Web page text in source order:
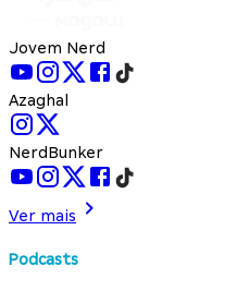
Jovem Nerd
Azaghal
NerdBunker
Ver mais
Podcasts